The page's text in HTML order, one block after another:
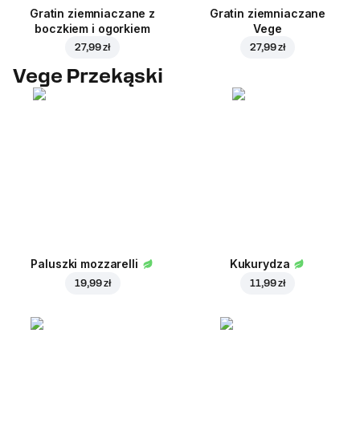
Gratin ziemniaczane z
boczkiem i ogorkiem
27,99 zł
Gratin ziemniaczane
Vege
27,99 zł
Vege Przekąski
Paluszki mozzarelli
19,99 zł
Kukurydza
11,99 zł